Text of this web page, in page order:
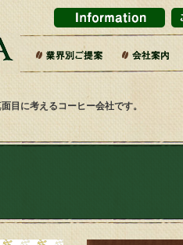
目に考えるコーヒー会社です。